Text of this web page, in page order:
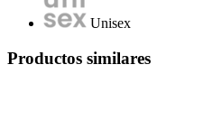
Unisex
Productos similares